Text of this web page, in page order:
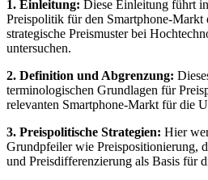
1. Einleitung: Diese Einleitung führt
Preispolitik für den Smartphone-Markt
strategische Preismuster bei
untersuchen.
2. Definition und Abgrenzung:
terminologischen Grundlagen für
relevanten Smartphone-Markt für die
3. Preispolitische Strategien: Hier
Grundpfeiler wie Preispositionierung,
und Preisdifferenzierung als Basis für